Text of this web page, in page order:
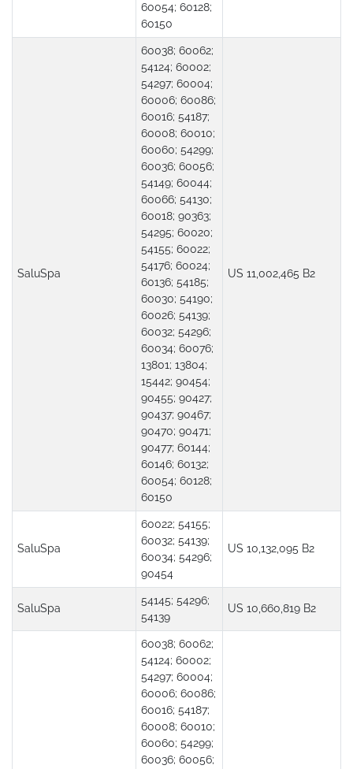
60054; 60128;
60150
SaluSpa
60038; 60062;
54124; 60002;
54297; 60004;
60006; 60086;
60016; 54187;
60008; 60010;
60060; 54299;
60036; 60056;
54149; 60044;
60066; 54130;
60018; 90363;
54295; 60020;
54155; 60022;
54176; 60024;
60136; 54185;
60030; 54190;
60026; 54139;
60032; 54296;
60034; 60076;
13801; 13804;
15442; 90454;
90455; 90427;
90437; 90467;
90470; 90471;
90477; 60144;
60146; 60132;
60054; 60128;
60150
US 11,002,465 B2
SaluSpa
60022; 54155;
60032; 54139;
60034; 54296;
90454
US 10,132,095 B2
SaluSpa
54145; 54296;
54139
US 10,660,819 B2
60038; 60062;
54124; 60002;
54297; 60004;
60006; 60086;
60016; 54187;
60008; 60010;
60060; 54299;
60036; 60056;